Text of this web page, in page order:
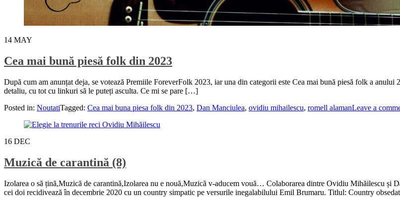
14 MAY
Cea mai bună piesă folk din 2023
După cum am anunțat deja, se votează Premiile ForeverFolk 2023, iar una din categorii este Cea mai bună piesă folk a
detaliu, cu tot cu linkuri să le puteți asculta. Ce mi se pare […]
Posted in: NoutatiTagged: Cea mai buna piesa folk din 2023, Dan Manciulea, ovidiu mihailescu, romell alamanLeave a
16 DEC
Muzică de carantină (8)
Izolarea o să țină,Muzică de carantină,Izolarea nu e nouă,Muzică v-aducem vouă… Colaborarea dintre Ovidiu Mihăilescu și
cei doi recidivează în decembrie 2020 cu un country simpatic pe versurile inegalabilului Emil Brumaru. Titlul: Country